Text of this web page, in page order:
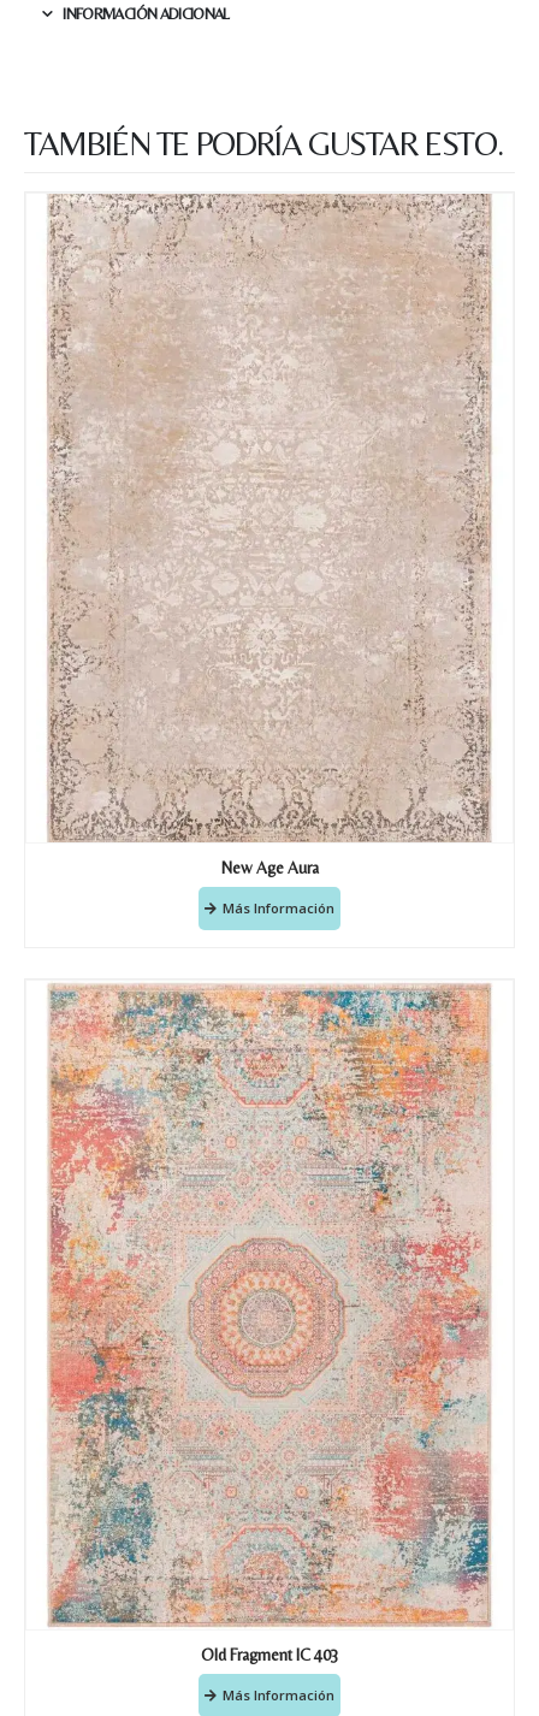
INFORMACIÓN ADICIONAL
TAMBIÉN TE PODRÍA GUSTAR ESTO.
New Age Aura
Más Información
Old Fragment IC 403
Más Información